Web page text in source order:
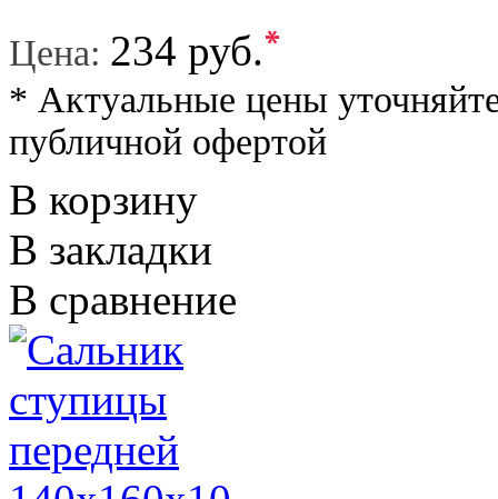
Цена: 234 руб.*
* Актуальные цены
публичной офертой
В корзину
В закладки
В сравнение